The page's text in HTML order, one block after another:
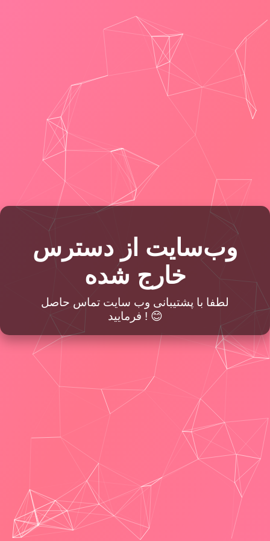
وب‌سایت از دسترس
خارج شده
لطفا با پشتیبانی وب سایت تماس حاصل
فرمایید ! 😊